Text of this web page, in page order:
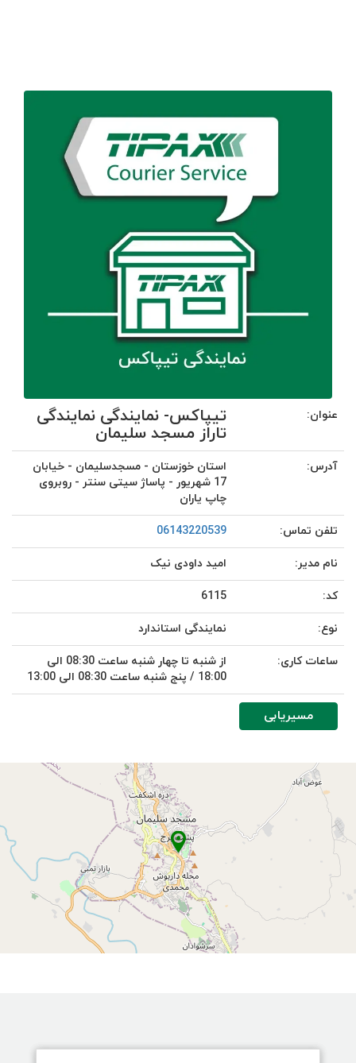
عنوان: تیپاکس- نمایندگی نمایندگی
تاراز مسجد سلیمان
آدرس:
استان خوزستان - مسجدسلیمان - خیابان
17 شهریور - پاساژ سیتی سنتر - روبروی
چاپ یاران
تلفن تماس: 06143220539
نام مدیر: امید داودی نیک
کد: 6115
نوع: نمایندگی استاندارد
ساعات کاری:
از شنبه تا چهار شنبه ساعت 08:30 الی
18:00 / پنج شنبه ساعت 08:30 الی 13:00
مسیریابی